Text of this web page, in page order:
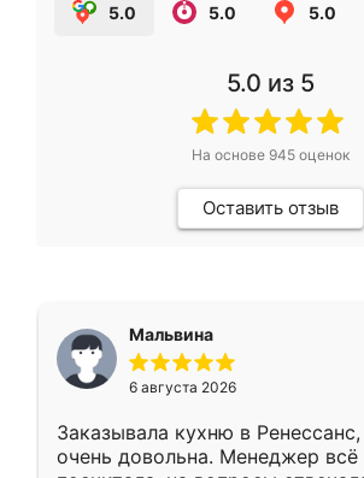
5.0 5.0 5.0
5.0 из 5
На основе 945оценок
Оставить отзыв
Мальвина
6 августа 2026
Заказывала кухню в
очень довольна. Менеджер всё